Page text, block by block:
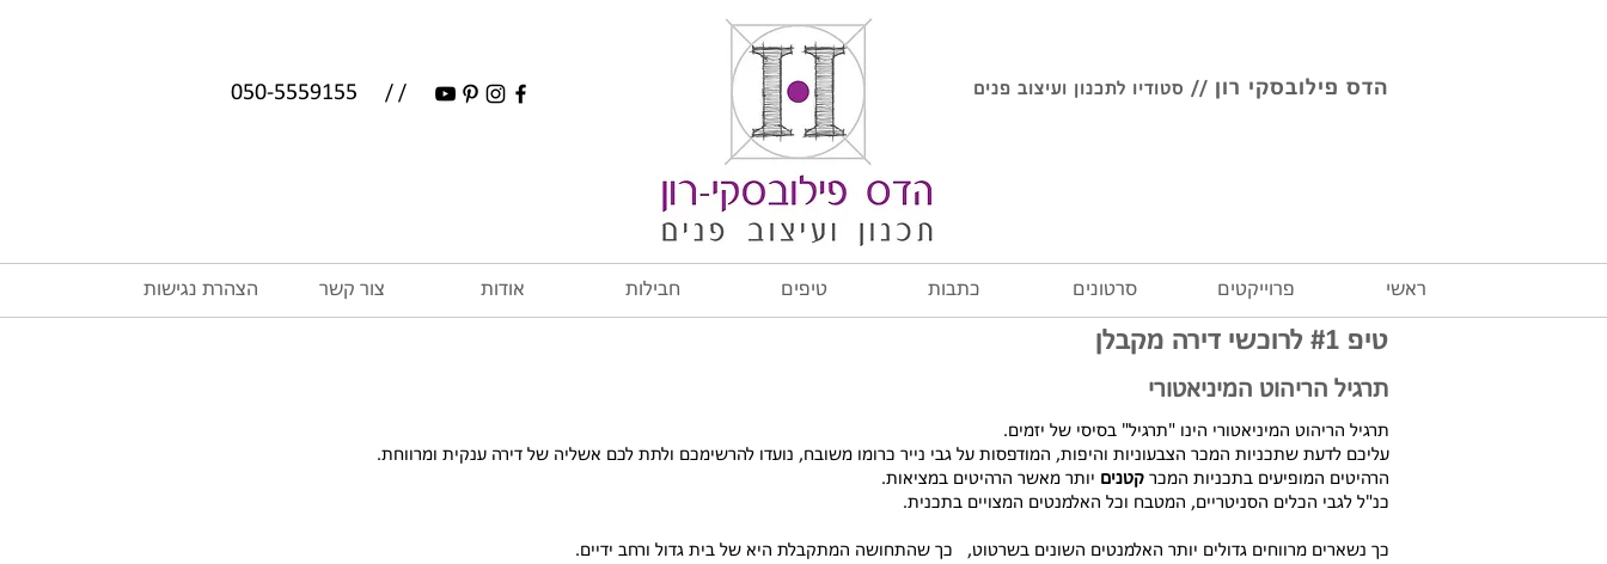
050-5559155 // הדס פילובסקי רון // סטודיו לתכנון ועיצוב פנים
ראשי פרוייקטים סרטונים כתבות טיפים חבילות אודות צור קשר הצהרת נגישות
טיפ #1 לרוכשי דירה מקבלן
תרגיל הריהוט המיניאטורי
תרגיל הריהוט המיניאטורי הינו "תרגיל" בסיסי של יזמים.
עליכם לדעת שתכניות המכר הצבעוניות והיפות, המודפסות על גבי נייר כרומו משובח, נועדו להרשימכם ולתת לכם אשליה של דירה ענקית ומרווחת.
הרהיטים המופיעים בתכניות המכר קטנים יותר מאשר הרהיטים במציאות.
כנ"ל לגבי הכלים הסניטריים, המטבח וכל האלמנטים המצויים בתכנית.
כך נשארים מרווחים גדולים יותר האלמנטים השונים בשרטוט, כך שהתחושה המתקבלת היא של בית גדול ורחב ידיים.